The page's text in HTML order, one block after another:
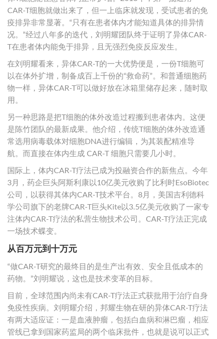
CAR-T细胞就做出来了，但一上临床就发现，受试患者的免
疫排异非常显著。“只有在患者体内才能知道具体的排异情
况。”经过八年多的迭代，刘明耀团队终于证明了异体CAR-
T在患者体内能免于排异，且无强烈免疫反应发生。
在刘明耀看来，异体CAR-T的一大优势便是，一份T细胞可
以在体外扩增，制备成百上千份的“救命药”。和普通细胞药
物一样，异体CAR-T可以做好放在冰箱里储存起来，随时取
用。
另一种思路是把T细胞的体外改造过程搬到患者体内。这便
是陈竹团队的最新成果。他介绍，传统T细胞的体外改造通
常选用病毒载体对细胞DNA进行编辑，为其装配精准导
航。而直接在体内生成 CAR-T 细胞只需要几小时。
国际上，体内CAR-T疗法已成为投融资合作的新焦点。今年
3月，药企巨头阿斯利康以10亿美元收购了比利时EsoBiotec
公司，以获得其体内CAR-T技术平台。8月，美国吉利德科
学公司旗下的老牌CAR-T巨头Kite以3.5亿美元收购了一家专
注体内CAR-T疗法的私营生物技术公司。CAR-T疗法正完成
一场技术蝶变。
从百万元到十万元
“做CAR-T研究的最终目的是生产出有效、安全且低成本的
药物。”刘明耀说，这也是技术变革的目标。
目前，全球范围内尚未有CAR-T疗法正式获批用于治疗自身
免疫性疾病。刘明耀介绍，邦耀生物在研的异体CAR-T疗法
有两大适应证：一是血液肿瘤，包括白血病和淋巴瘤，相应
管线已拿到国家药监局的两个临床批件，也就是说可以正式